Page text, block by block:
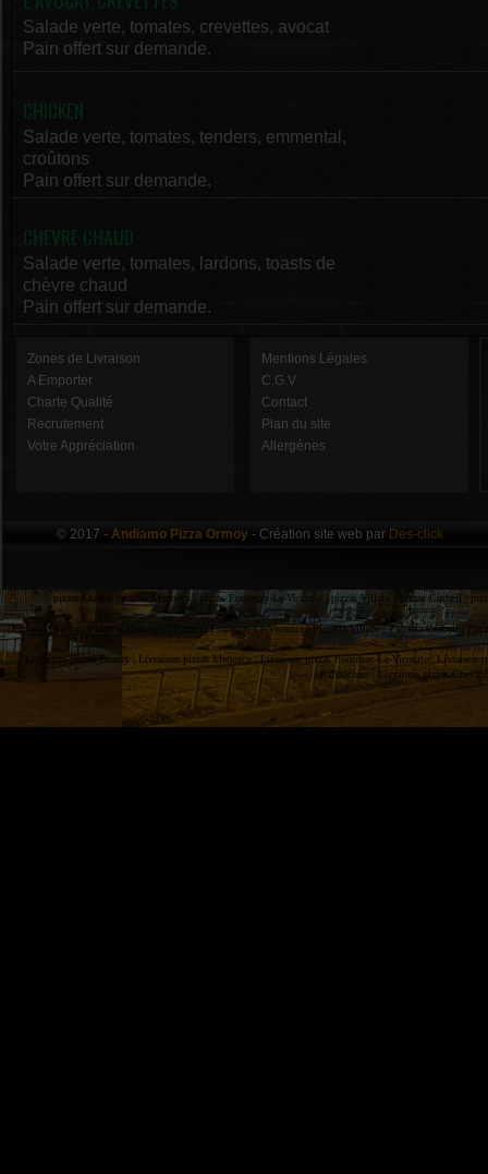
Salade verte, tomates, crevettes, avocat
Pain offert sur demande.
CHICKEN
Salade verte, tomates, tenders, emmental,
croûtons
Pain offert sur demande.
CHEVRE CHAUD
Salade verte, tomates, lardons, toasts de
chèvre chaud
Pain offert sur demande.
Zones de Livraison
A Emporter
Charte Qualité
Recrutement
Votre Appréciation
Mentions Légales
C.G.V
Contact
Plan du site
Allergènes
© 2017 - Andiamo Pizza Ormoy - Création site web par Des-click
pizzas Ormoy | pizzas Mennecy | pizzas Fontenay-Le-Vicomte | pizzas Villabe | pizzas Corbeil |
Pizzeria Ormoy | Pizzeria Mennecy | Pizzeria Fontenay-Le-Vicomte |Pizzeria Villabe |Pizzeria Corbeil |
Livraison pizzas Ormoy | Livraison pizzas Mennecy |Livraison pizzas Fontenay-Le-Vicomte | Livraison
Ballancourt | Livraison pizzas